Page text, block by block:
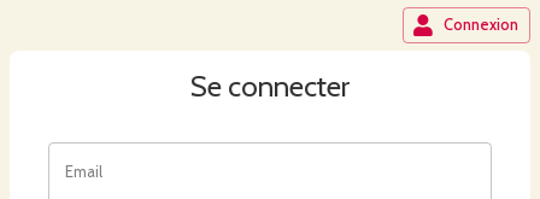
Connexion
Se connecter
Email